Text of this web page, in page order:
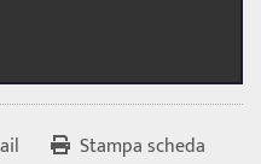
Stampa scheda